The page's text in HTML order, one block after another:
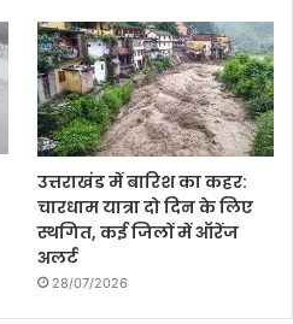
उत्तराखंड में बारिश का कहर:
चारधाम यात्रा दो दिन के लिए
स्थगित, कई जिलों में ऑरेंज
अलर्ट
28/07/2026